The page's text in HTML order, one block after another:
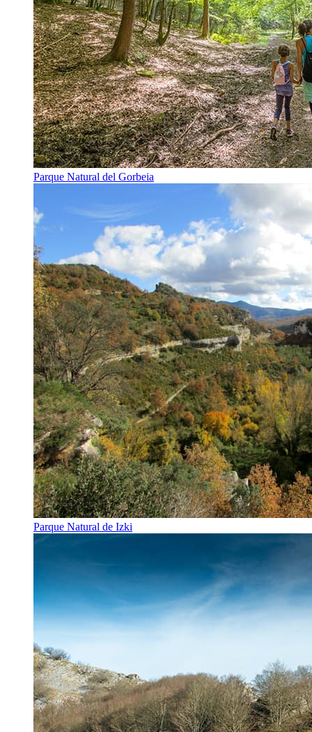
Parque Natural del Gorbeia
Parque Natural de Izki